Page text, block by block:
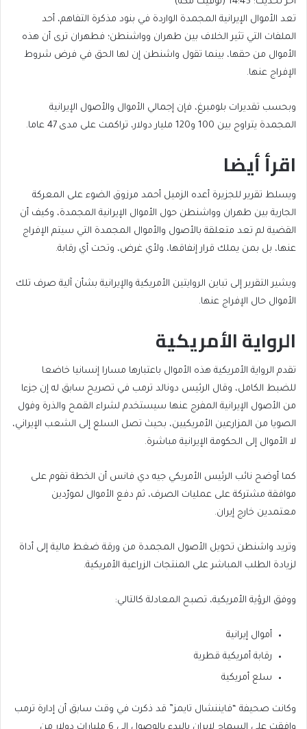
تحديث:
14:45
(توقيت
مكة)
تعد الأموال الإيرانية المجمدة الواردة في بنود مذكرة التفاهم، أحد
الملفات التي تثير الخلاف بين طهران وواشنطن؛ فطهران ترى أن هذه
الأموال من حقها، بينما تقول واشنطن إن لها الحق في فرض شروط
الإفراج عنها.
وبحسب تقديرات بلومبرغ، فإن إجمالي الأموال والأصول الإيرانية
المجمدة يتراوح بين 100 و120 مليار دولار، تراكمت على مدى 47 عاما.
اقرأ أيضا
list
of
2
items
end
of
list
ويسلط تقرير للجزيرة أعده الزميل أحمد مرزوق الضوء على المعركة
الجارية بين طهران وواشنطن حول الأموال الإيرانية المجمدة، وكيف أن
القضية لم تعد متعلقة بالأصول والأموال المجمدة التي سيتم الإفراج
عنها، بل بمن يملك قرار إنفاقها، ولأي غرض، وتحت أي رقابة.
ويشير التقرير إلى تباين الروايتين الأمريكية والإيرانية بشأن آلية صرف تلك
الأموال حال الإفراج عنها.
الرواية الأمريكية
تقدم الرواية الأمريكية هذه الأموال باعتبارها مسارا إنسانيا خاضعا
للضبط الكامل، وقال الرئيس دونالد ترمب في تصريح سابق له إن جزءا
من الأصول الإيرانية المفرج عنها سيستخدم لشراء القمح والذرة وفول
الصويا من المزارعين الأمريكيين، بحيث تصل السلع إلى الشعب الإيراني،
لا الأموال إلى الحكومة الإيرانية مباشرة.
كما أوضح نائب الرئيس الأمريكي جيه دي فانس أن الخطة تقوم على
موافقة مشتركة على عمليات الصرف، ثم دفع الأموال لمورّدين
معتمدين خارج إيران.
وتريد واشنطن تحويل الأصول المجمدة من ورقة ضغط مالية إلى أداة
لزيادة الطلب المباشر على المنتجات الزراعية الأمريكية.
ووفق الرؤية الأمريكية، تصبح المعادلة كالتالي:
أموال إيرانية
رقابة أمريكية قطرية
سلع أمريكية
وكانت صحيفة “فايننشال تايمز” قد ذكرت في وقت سابق أن إدارة ترمب